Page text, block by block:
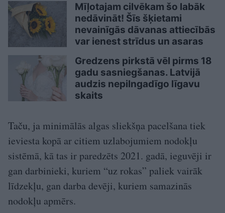
Mīļotajam cilvēkam šo labāk
nedāvināt! Šīs šķietami
nevainīgās dāvanas attiecībās
var ienest strīdus un asaras
Gredzens pirkstā vēl pirms 18
gadu sasniegšanas. Latvijā
audzis nepilngadīgo līgavu
skaits
Taču, ja minimālās algas sliekšņa pacelšana tiek
ieviesta kopā ar citiem uzlabojumiem nodokļu
sistēmā, kā tas ir paredzēts 2021. gadā, ieguvēji ir
gan darbinieki, kuriem “uz rokas” paliek vairāk
līdzekļu, gan darba devēji, kuriem samazinās
nodokļu apmērs.